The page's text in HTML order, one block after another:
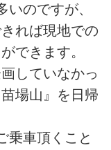
のですが、
れば現地での
できます。
していなかっ
場山』を日帰
乗車頂くこと